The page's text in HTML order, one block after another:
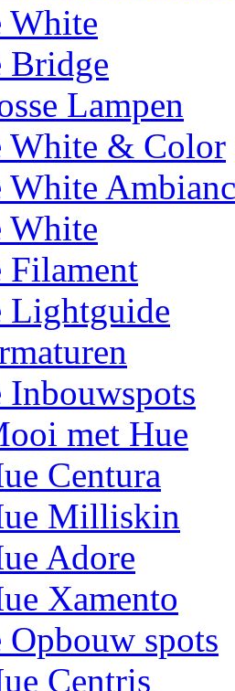
White
Bridge
Lampen
White & Color
White
White
Filament
Lightguide
Inbouwspots
met Hue
Centura
Milliskin
Adore
Xamento
Opbouw spots
Centris